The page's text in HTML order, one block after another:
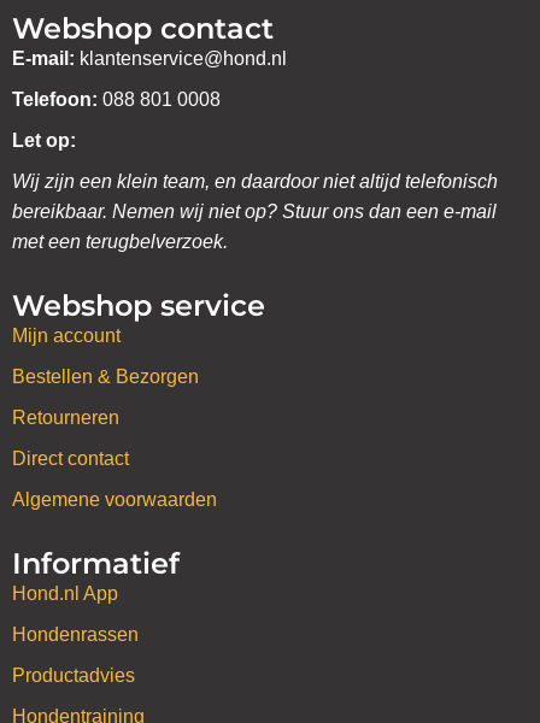
Webshop contact
E-mail: klantenservice@hond.nl
Telefoon: 088 801 0008
Let op:
Wij zijn een klein team, en daardoor niet altijd telefonisch
bereikbaar. Nemen wij niet op? Stuur ons dan een e-mail
met een terugbelverzoek.
Webshop service
Mijn account
Bestellen & Bezorgen
Retourneren
Direct contact
Algemene voorwaarden
Informatief
Hond.nl App
Hondenrassen
Productadvies
Hondentraining